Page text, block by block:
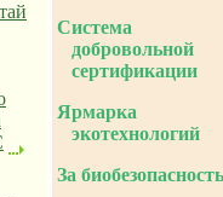
Система
добровольной
сертификации
Ярмарка
экотехнологий
За биобезопасность